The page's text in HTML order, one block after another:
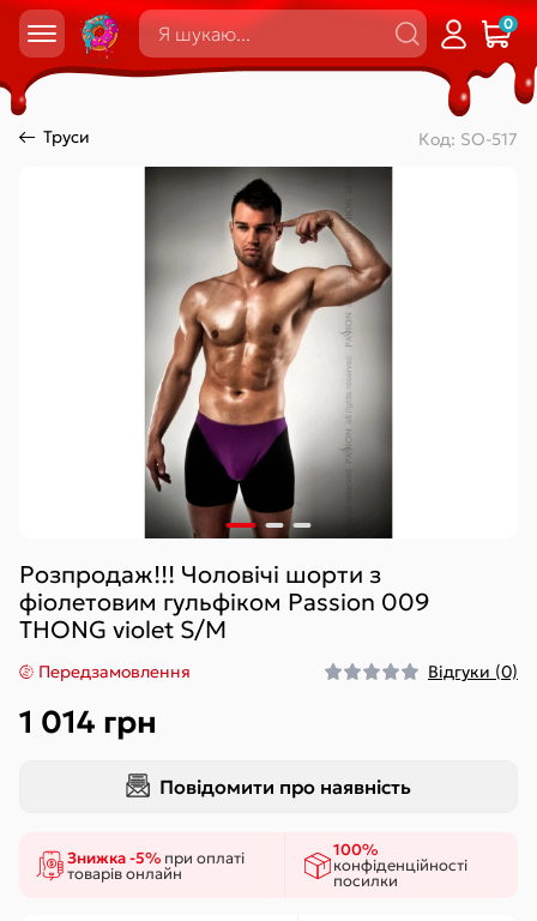
0
Труси Код: SO-517
Розпродаж!!! Чоловічі шорти з
фіолетовим гульфіком Passion 009
THONG violet S/M
Передзамовлення Відгуки (0)
1 014 грн
Повідомити про наявність
Знижка -5% при оплаті
товарів онлайн
100%
конфіденційності
посилки